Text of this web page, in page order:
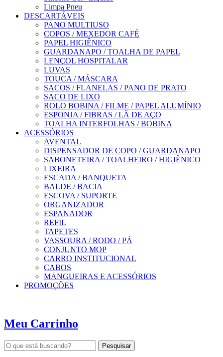
Limpa Pneu
DESCARTÁVEIS
PANO MULTIUSO
COPOS / MEXEDOR CAFÉ
PAPEL HIGIÊNICO
GUARDANAPO / TOALHA DE PAPEL
LENÇOL HOSPITALAR
LUVAS
TOUCA / MÁSCARA
SACOS / FLANELAS / PANO DE PRATO
SACO DE LIXO
ROLO BOBINA / FILME / PAPEL ALUMÍNIO
ESPONJA / FIBRAS / LÃ DE AÇO
TOALHA INTERFOLHAS / BOBINA
ACESSÓRIOS
AVENTAL
DISPENSADOR DE COPO / GUARDANAPO
SABONETEIRA / TOALHEIRO / HIGIÊNICO
LIXEIRA
ESCADA / BANQUETA
BALDE / BACIA
ESCOVA / SUPORTE
ORGANIZADOR
ESPANADOR
REFIL
TAPETES
VASSOURA / RODO / PÁ
CONJUNTO MOP
CARRO INSTITUCIONAL
CABOS
MANGUEIRAS E ACESSÓRIOS
PROMOÇÕES
Meu Carrinho
Pesquisar